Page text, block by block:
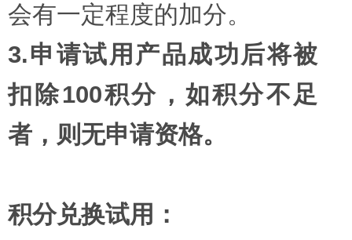
会有一定程度的加分。
3.申请试用产品成功后将被
扣除100积分，如积分不足
者，则无申请资格。
积分兑换试用：